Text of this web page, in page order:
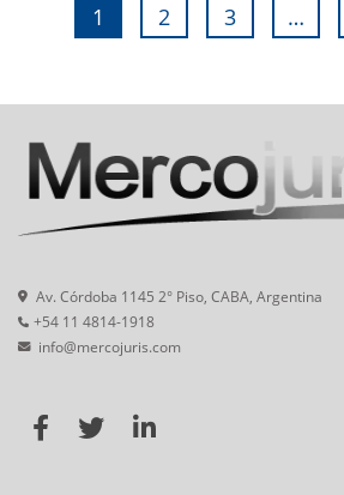
1 2 3 …
Av. Córdoba 1145 2° Piso, CABA, Argentina
+54 11 4814-1918
info@mercojuris.com